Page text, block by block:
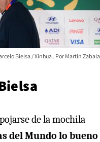
Bielsa / Xinhua Martin Zabala
de la mochila
del Mundo lo bueno